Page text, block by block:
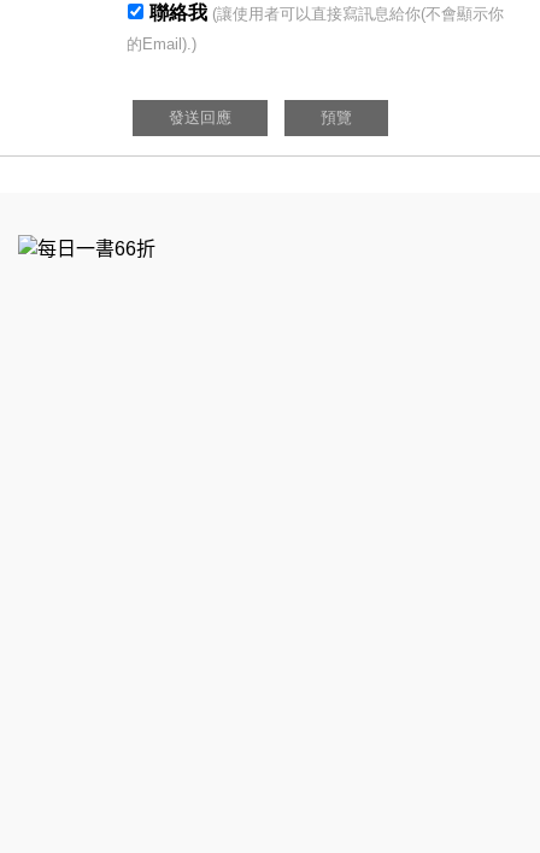
聯絡我 (讓使用者可以直接寫訊息給你(不會顯示你
的Email).)